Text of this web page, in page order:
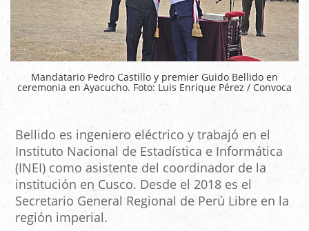
Mandatario Pedro Castillo y premier Guido Bellido en
ceremonia en Ayacucho. Foto: Luis Enrique Pérez / Convoca
Bellido es ingeniero eléctrico y trabajó en el
Instituto Nacional de Estadística e Informática
(INEI) como asistente del coordinador de la
institución en Cusco. Desde el 2018 es el
Secretario General Regional de Perú Libre en la
región imperial.